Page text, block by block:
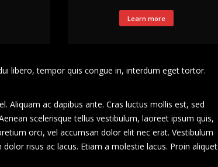
Learn more
libero, tempor quis congue in, interdum eget tortor.
Aliquam ac dapibus ante. Cras luctus mollis est, sed
scelerisque tellus vestibulum, laoreet ipsum quis,
orci, vel accumsan dolor elit nec erat. Vestibulum
risus ac lacus. Etiam a molestie lacus. Proin aliquet